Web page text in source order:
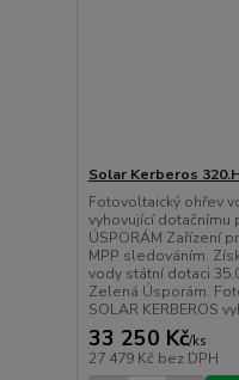
Solar Kerberos
Fotovoltaický ohřev
vyhovující dotačnímu
ÚSPORÁM Zařízení
MPP sledováním.
vody státní dotaci
Zelená Úsporám.
SOLAR KERBEROS
33 250 Kč/ks
27 479 Kč bez DPH